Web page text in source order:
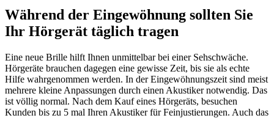
Während der Eingewöhnung sollten Sie
Ihr Hörgerät täglich tragen
Eine neue Brille hilft Ihnen unmittelbar bei einer Sehschwäche.
Hörgeräte brauchen dagegen eine gewisse Zeit, bis sie als echte
Hilfe wahrgenommen werden. In der Eingewöhnungszeit sind meist
mehrere kleine Anpassungen durch einen Akustiker notwendig. Das
ist völlig normal. Nach dem Kauf eines Hörgeräts, besuchen
Kunden bis zu 5 mal Ihren Akustiker für Feinjustierungen. Auch das